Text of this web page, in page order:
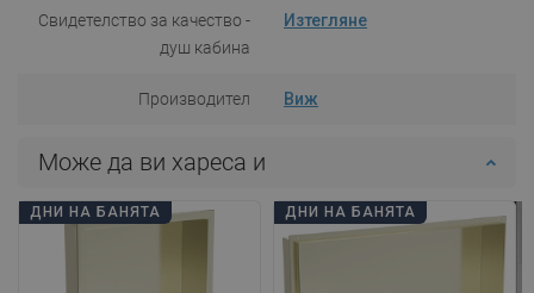
Свидетелство за качество -
душ кабина
Изтегляне
Производител Виж
Може да ви хареса и
ДНИ НА БАНЯТА ДНИ НА БАНЯТА